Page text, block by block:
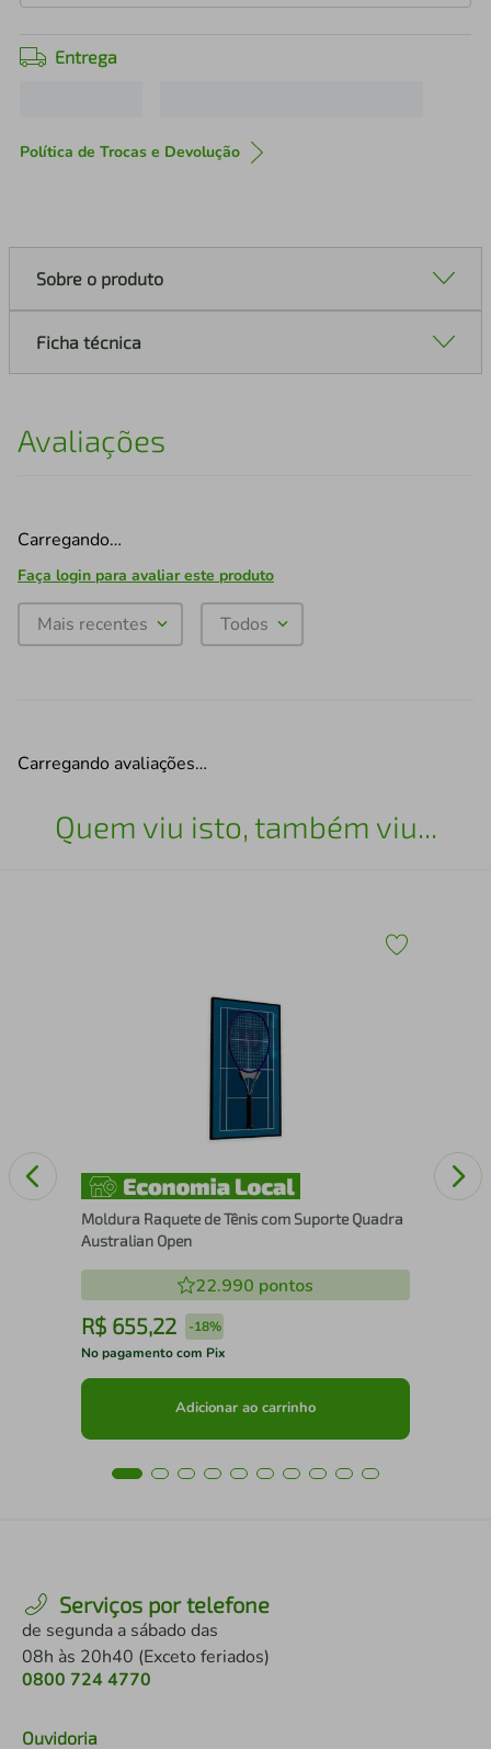
Entrega
Política de Trocas e Devolução
Sobre o produto
Ficha técnica
Avaliações
Carregando…
Faça login para avaliar este produto
Mais recentes Todos
Carregando avaliações…
Quem viu isto, também viu...
Moldura Raquete de Tênis com Suporte Quadra
Australian Open
22.990 pontos
R$ 655,22 -18%
No pagamento com Pix
Adicionar ao carrinho
Serviços por telefone
de segunda a sábado das
08h às 20h40 (Exceto feriados)
0800 724 4770
Ouvidoria